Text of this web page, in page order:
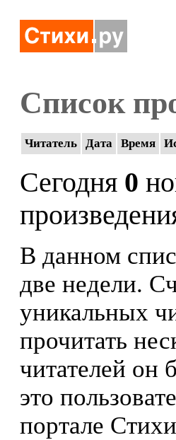
Список
Читатель Дата Время
Сегодня 0
В данном
две недели.
уникальных
прочитать
читателей он
это
портале